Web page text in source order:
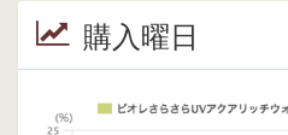
購入曜日